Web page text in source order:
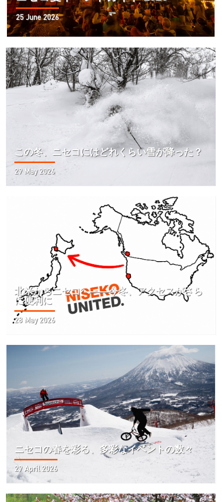
25 June 2026
この冬、ニセコにはどれくらい雪が降った？
29 May 2026
北米からニセコへ――今冬、アクセスがさら
に便利に
28 May 2026
ニセコの春を彩る、多彩なイベントの数々
29 April 2026